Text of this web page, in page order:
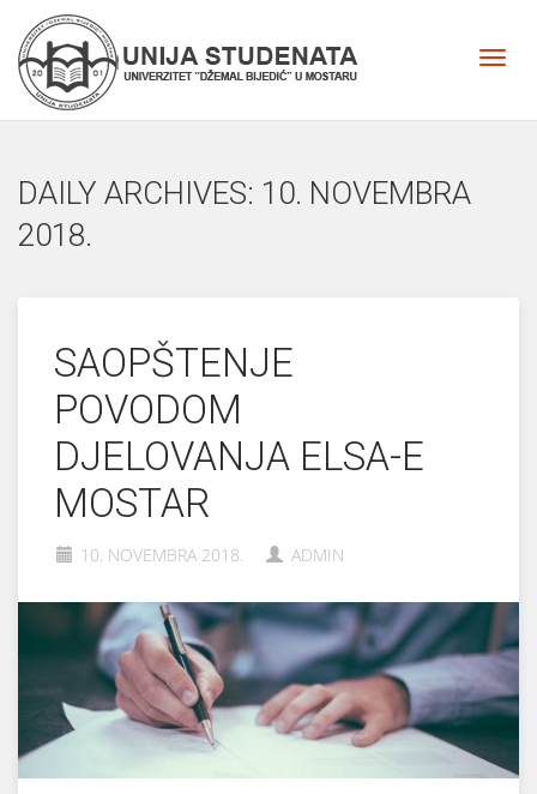
DAILY ARCHIVES: 10. NOVEMBRA
2018.
SAOPŠTENJE
POVODOM
DJELOVANJA ELSA-E
MOSTAR
10. NOVEMBRA 2018. ADMIN